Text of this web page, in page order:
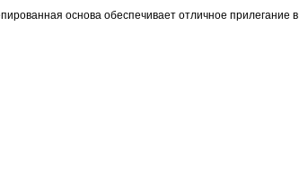
основа обеспечивает отличное прилегание в